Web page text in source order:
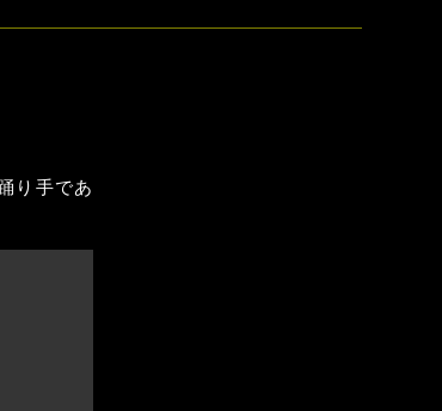
り手であ